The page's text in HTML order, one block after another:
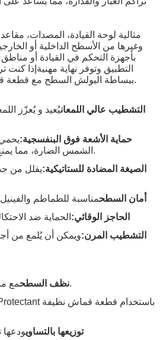
مثالية لوحة القيادة، المصدات،
وغيرها من الأسطح الداخلية أو
بأجهزة التحكم في القيادة أو
التطبيق وتوفر نهاية مهنيةإذا كنت
ببساطة البولش السطح مع قطعة قماش رطبة بعد التطبيق.
التشطيب عالي اللمعانيُعيد و يُعزّز
حماية الأشعة فوق البنفسجية:
الشمس الضارة، مما يمنع التلاشي والشقق.
الصيغة المضادة للستاتيكية:يقلل من
أمان السطحمناسبة للطماطم والفينيل
الحاجز الوقائي:الحماية ضد
التشطيب المرن:ويمكن أن يُلمع من
نظف السطحمع منظف عالي الجودة.
توزيعها بالتساويودعها